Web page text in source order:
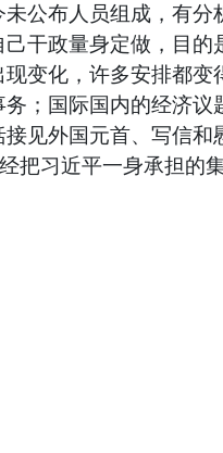
公布人员组成，有
干政量身定做，目
变化，许多安排都
；国际国内的经济
见外国元首、写信
把习近平一身承担的集